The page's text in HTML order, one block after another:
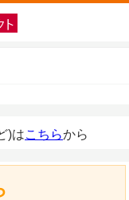
)はこちらから